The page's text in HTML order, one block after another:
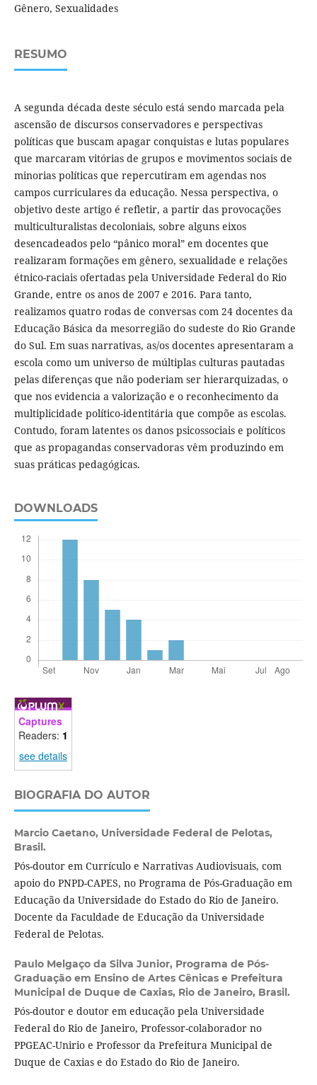
Gênero, Sexualidades
RESUMO
A segunda década deste século está sendo marcada pela
ascensão de discursos conservadores e perspectivas
políticas que buscam apagar conquistas e lutas populares
que marcaram vitórias de grupos e movimentos sociais de
minorias políticas que repercutiram em agendas nos
campos curriculares da educação. Nessa perspectiva, o
objetivo deste artigo é refletir, a partir das provocações
multiculturalistas decoloniais, sobre alguns eixos
desencadeados pelo “pânico moral” em docentes que
realizaram formações em gênero, sexualidade e relações
étnico-raciais ofertadas pela Universidade Federal do Rio
Grande, entre os anos de 2007 e 2016. Para tanto,
realizamos quatro rodas de conversas com 24 docentes da
Educação Básica da mesorregião do sudeste do Rio Grande
do Sul. Em suas narrativas, as/os docentes apresentaram a
escola como um universo de múltiplas culturas pautadas
pelas diferenças que não poderiam ser hierarquizadas, o
que nos evidencia a valorização e o reconhecimento da
multiplicidade político-identitária que compõe as escolas.
Contudo, foram latentes os danos psicossociais e políticos
que as propagandas conservadoras vêm produzindo em
suas práticas pedagógicas.
DOWNLOADS
Captures
Readers: 1
see details
BIOGRAFIA DO AUTOR
Marcio Caetano, Universidade Federal de Pelotas,
Brasil.
Pós-doutor em Currículo e Narrativas Audiovisuais, com
apoio do PNPD-CAPES, no Programa de Pós-Graduação em
Educação da Universidade do Estado do Rio de Janeiro.
Docente da Faculdade de Educação da Universidade
Federal de Pelotas.
Paulo Melgaço da Silva Junior, Programa de Pós-
Graduação em Ensino de Artes Cênicas e Prefeitura
Municipal de Duque de Caxias, Rio de Janeiro, Brasil.
Pós-doutor e doutor em educação pela Universidade
Federal do Rio de Janeiro, Professor-colaborador no
PPGEAC-Unirio e Professor da Prefeitura Municipal de
Duque de Caxias e do Estado do Rio de Janeiro.